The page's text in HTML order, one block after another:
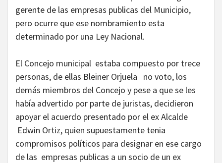
gerente de las empresas publicas del Municipio,
pero ocurre que ese nombramiento esta
determinado por una Ley Nacional.
El Concejo municipal estaba compuesto por trece
personas, de ellas Bleiner Orjuela no voto, los
demás miembros del Concejo y pese a que se les
había advertido por parte de juristas, decidieron
apoyar el acuerdo presentado por el ex Alcalde
Edwin Ortiz, quien supuestamente tenia
compromisos políticos para designar en ese cargo
de las empresas publicas a un socio de un ex